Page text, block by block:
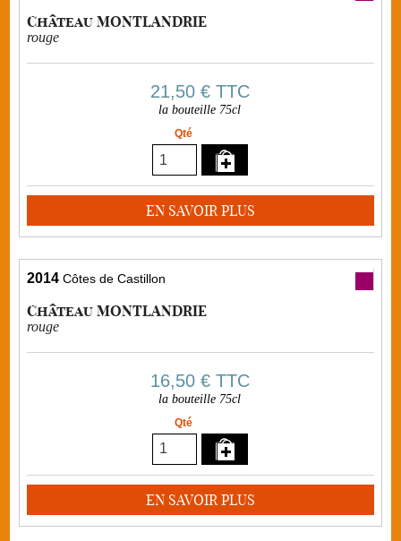
Château MONTLANDRIE
rouge
21,50 €TTC
la bouteille 75cl
Qté
EN SAVOIR PLUS
2014 Côtes de Castillon
Château MONTLANDRIE
rouge
16,50 €TTC
la bouteille 75cl
Qté
EN SAVOIR PLUS